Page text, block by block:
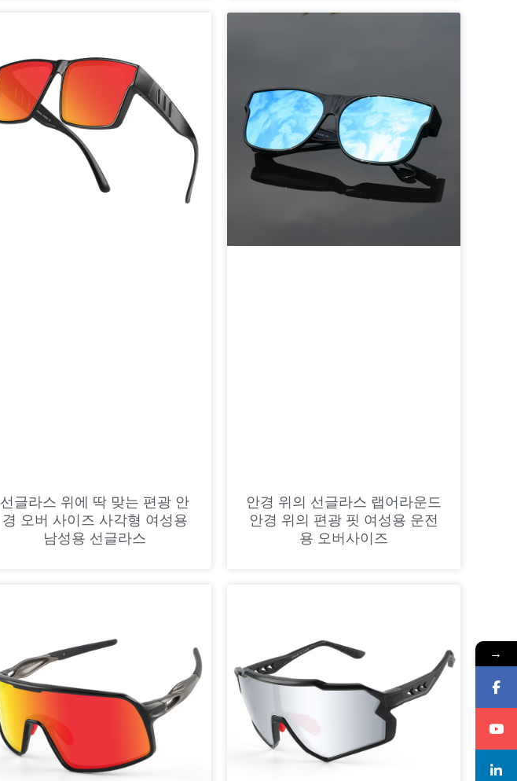
선글라스 위에 딱 맞는 편광 안
경 오버 사이즈 사각형 여성용
남성용 선글라스
안경 위의 선글라스 랩어라운드
안경 위의 편광 핏 여성용 운전
용 오버사이즈
→